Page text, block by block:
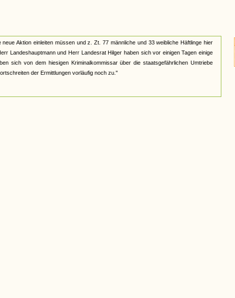
Aktion einleiten müssen und z. Zt. 77 männliche und 33 weibliche Häftlinge hier
Landeshauptmann und Herr Landesrat Hilger haben sich vor einigen Tagen einige
sich von dem hiesigen Kriminalkommissar über die staatsgefährlichen Umtriebe
der Ermittlungen vorläufig noch zu."